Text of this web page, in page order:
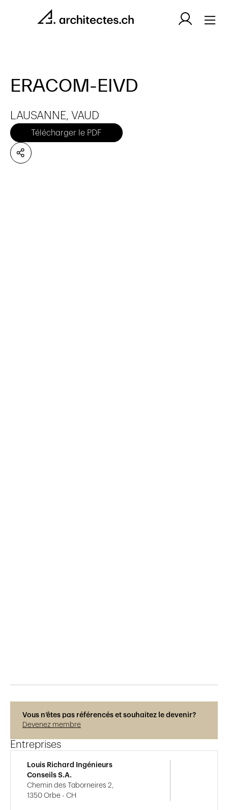
ERACOM-EIVD
LAUSANNE, VAUD
Télécharger le PDF
Vous n’êtes pas référencés et souhaitez le devenir?
Devenez membre
Entreprises
Louis Richard Ingénieurs
Conseils S.A.
Chemin des Taborneires 2,
1350 Orbe - CH